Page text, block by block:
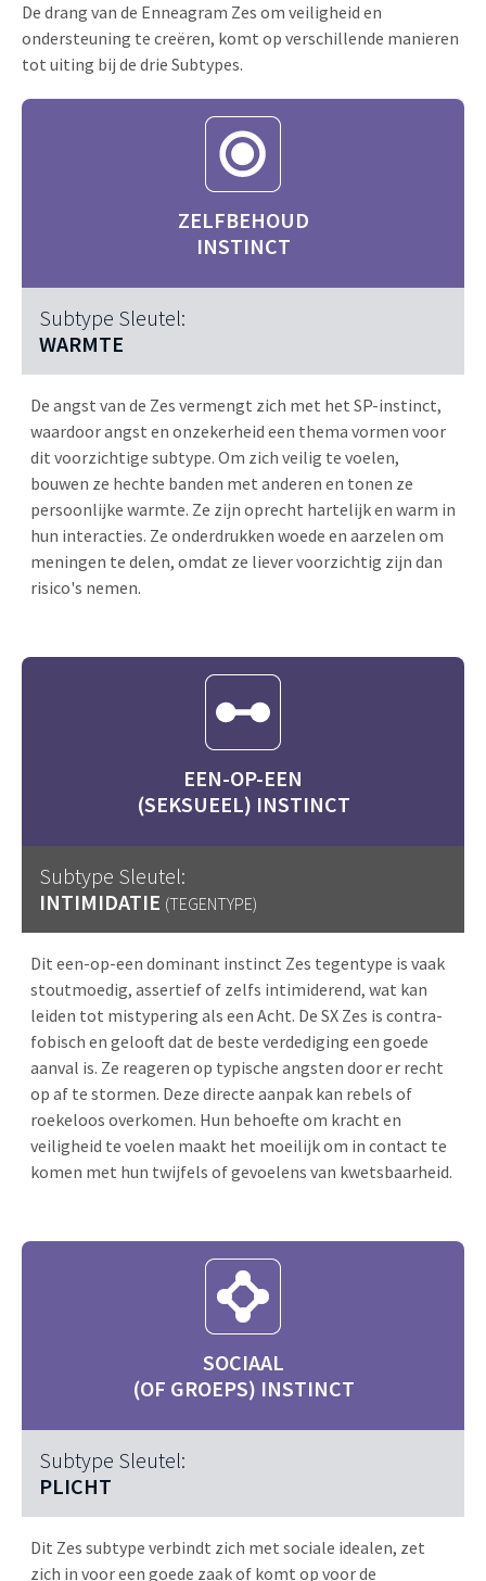
De drang van de Enneagram Zes om veiligheid en
ondersteuning te creëren, komt op verschillende manieren
tot uiting bij de drie Subtypes.
ZELFBEHOUD
INSTINCT
Subtype Sleutel:
WARMTE
De angst van de Zes vermengt zich met het SP-instinct,
waardoor angst en onzekerheid een thema vormen voor
dit voorzichtige subtype. Om zich veilig te voelen,
bouwen ze hechte banden met anderen en tonen ze
persoonlijke warmte. Ze zijn oprecht hartelijk en warm in
hun interacties. Ze onderdrukken woede en aarzelen om
meningen te delen, omdat ze liever voorzichtig zijn dan
risico's nemen.
EEN-OP-EEN
(SEKSUEEL) INSTINCT
Subtype Sleutel:
INTIMIDATIE (TEGENTYPE)
Dit een-op-een dominant instinct Zes tegentype is vaak
stoutmoedig, assertief of zelfs intimiderend, wat kan
leiden tot mistypering als een Acht. De SX Zes is contra-
fobisch en gelooft dat de beste verdediging een goede
aanval is. Ze reageren op typische angsten door er recht
op af te stormen. Deze directe aanpak kan rebels of
roekeloos overkomen. Hun behoefte om kracht en
veiligheid te voelen maakt het moeilijk om in contact te
komen met hun twijfels of gevoelens van kwetsbaarheid.
SOCIAAL
(OF GROEPS) INSTINCT
Subtype Sleutel:
PLICHT
Dit Zes subtype verbindt zich met sociale idealen, zet
zich in voor een goede zaak of komt op voor de